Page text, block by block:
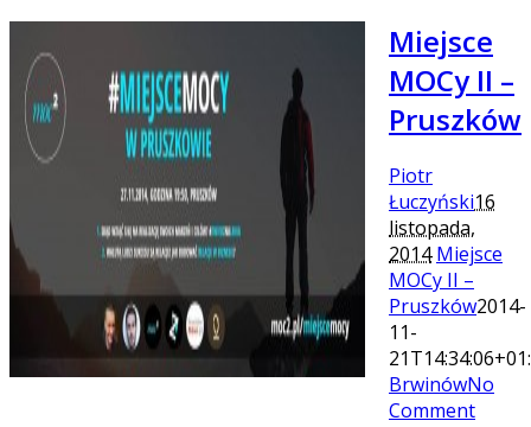
Miejsce
MOCy II –
Pruszków
Piotr
Łuczyński16
listopada,
2014 Miejsce
MOCy II –
Pruszków2014-
11-
BrwinówNo
Comment